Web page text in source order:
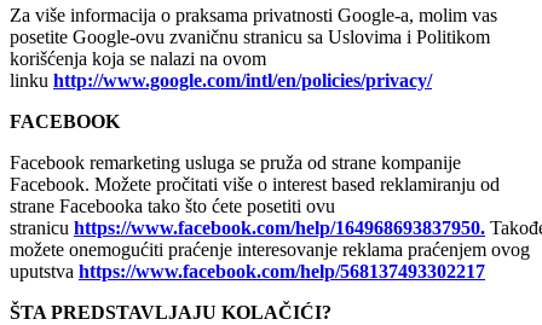
Za više informacija o praksama privatnosti Google-a, molim vas
posetite Google-ovu zvaničnu stranicu sa Uslovima i Politikom
korišćenja koja se nalazi na ovom
linku http://www.google.com/intl/en/policies/privacy/
FACEBOOK
Facebook remarketing usluga se pruža od strane kompanije
Facebook. Možete pročitati više o interest based reklamiranju od
strane Facebooka tako što ćete posetiti ovu
stranicu https://www.facebook.com/help/164968693837950.
možete onemogućiti praćenje interesovanje reklama praćenjem ovog
uputstva https://www.facebook.com/help/568137493302217
ŠTA PREDSTAVLJAJU KOLAČIĆI?